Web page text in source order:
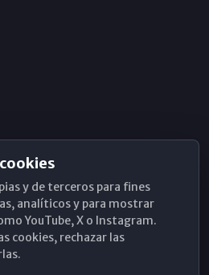
y de terceros para fines
analíticos y para mostrar
YouTube, X o Instagram.
cookies, rechazar las